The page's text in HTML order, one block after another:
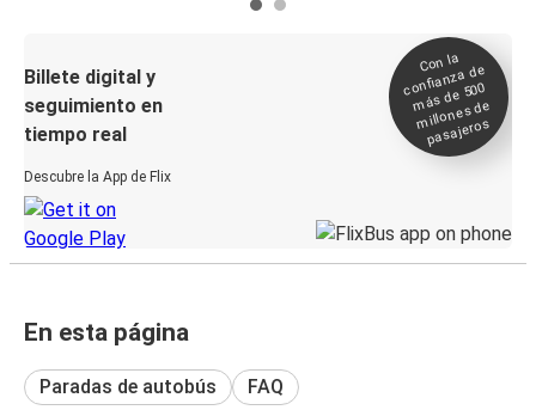
Billete digital y
seguimiento en
tiempo real
Descubre la App de Flix
Con la
confianza de
más de 500
millones de
pasajeros
En esta página
Paradas de autobús FAQ